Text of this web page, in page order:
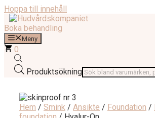
Hoppa till innehåll
Boka behandling
Meny
0
Produktsökning
Hem / Smink / Ansikte / Foundation /